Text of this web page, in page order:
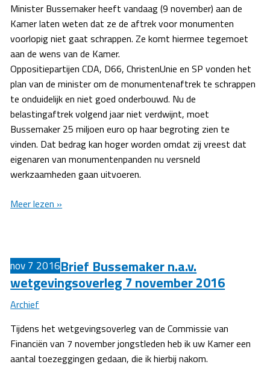
Minister Bussemaker heeft vandaag (9 november) aan de
Kamer laten weten dat ze de aftrek voor monumenten
voorlopig niet gaat schrappen. Ze komt hiermee tegemoet
aan de wens van de Kamer.
Oppositiepartijen CDA, D66, ChristenUnie en SP vonden het
plan van de minister om de monumentenaftrek te schrappen
te onduidelijk en niet goed onderbouwd. Nu de
belastingaftrek volgend jaar niet verdwijnt, moet
Bussemaker 25 miljoen euro op haar begroting zien te
vinden. Dat bedrag kan hoger worden omdat zij vreest dat
eigenaren van monumentenpanden nu versneld
werkzaamheden gaan uitvoeren.
Bussemaker
in
2017
Meer lezen »
nov7 2016Brief Bussemaker n.a.v.
wetgevingsoverleg 7 november 2016
Archief
Tijdens het wetgevingsoverleg van de Commissie van
Financiën van 7 november jongstleden heb ik uw Kamer een
aantal toezeggingen gedaan, die ik hierbij nakom.